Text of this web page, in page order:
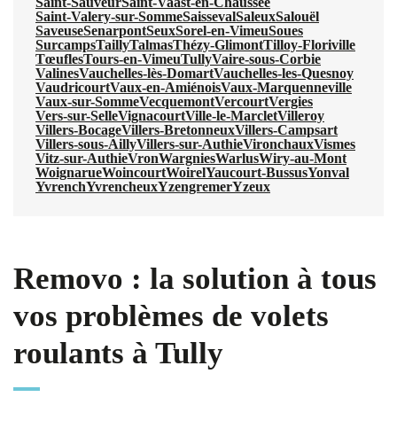
Saint-Valery-sur-SommeSaissevalSaleuxSalouël
SaveuseSenarpontSeuxSorel-en-VimeuSoues
SurcampsTaillyTalmasThézy-GlimontTilloy-Floriville
TœuflesTours-en-VimeuTullyVaire-sous-Corbie
ValinesVauchelles-lès-DomartVauchelles-les-Quesnoy
VaudricourtVaux-en-AmiénoisVaux-Marquenneville
Vaux-sur-SommeVecquemontVercourtVergies
Vers-sur-SelleVignacourtVille-le-MarcletVilleroy
Villers-BocageVillers-BretonneuxVillers-Campsart
Villers-sous-AillyVillers-sur-AuthieVironchauxVismes
Vitz-sur-AuthieVronWargniesWarlusWiry-au-Mont
WoignarueWoincourtWoirelYaucourt-BussusYonval
YvrenchYvrencheuxYzengremerYzeux
Removo : la solution à tous
vos problèmes de volets
roulants à Tully